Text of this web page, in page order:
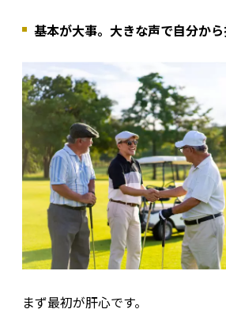
基本が大事。大きな声で自分か
まず最初が肝心です。